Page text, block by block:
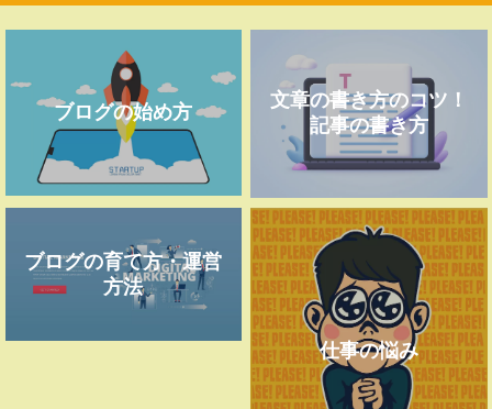
ブログの始め方
文章の書き方のコツ！
記事の書き方
ブログの育て方・運営
方法
仕事の悩み